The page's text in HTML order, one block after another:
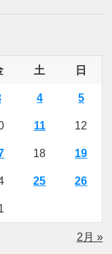
土 日
4 5
11 12
18 19
25 26
2月 »